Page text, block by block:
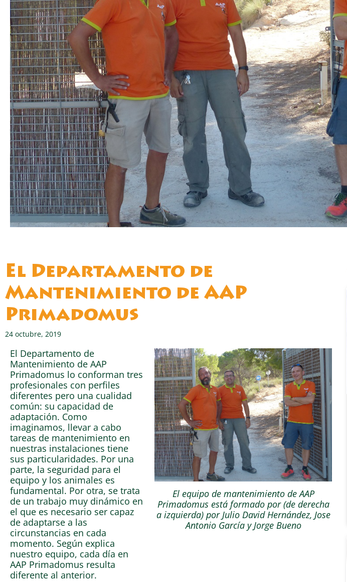
El Departamento de
Mantenimiento de AAP
Primadomus
24 octubre, 2019
El Departamento de
Mantenimiento de AAP
Primadomus lo conforman tres
profesionales con perfiles
diferentes pero una cualidad
común: su capacidad de
adaptación. Como
imaginamos, llevar a cabo
tareas de mantenimiento en
nuestras instalaciones tiene
sus particularidades. Por una
parte, la seguridad para el
equipo y los animales es
fundamental. Por otra, se trata
de un trabajo muy dinámico en
el que es necesario ser capaz
de adaptarse a las
circunstancias en cada
momento. Según explica
nuestro equipo, cada día en
AAP Primadomus resulta
diferente al anterior.
El equipo de mantenimiento de AAP
Primadomus está formado por (de derecha
a izquierda) por Julio David Hernández, Jose
Antonio García y Jorge Bueno